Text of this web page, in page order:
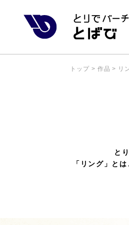
トップ > 作品 > リ
と
「リング」と